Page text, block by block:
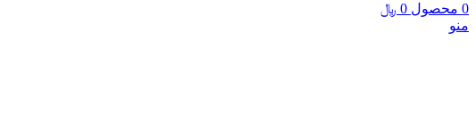
0 محصول 0 ﷼
منو